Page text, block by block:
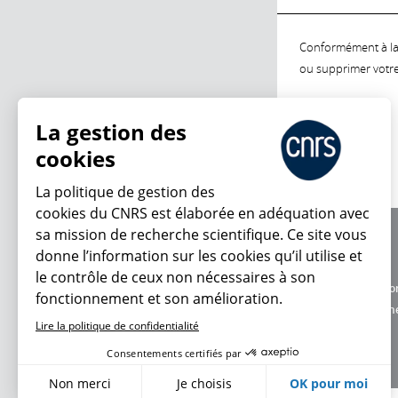
Conformément à
ou supprimer
Charte
Données
La gestion des
cookies
La politique de gestion des
cookies du CNRS est élaborée en adéquation avec
sa mission de recherche scientifique. Ce site vous
donne l’information sur les cookies qu’il utilise et
le contrôle de ceux non nécessaires à son
fonctionnement et son amélioration.
Lire la politique de confidentialité
Consentements certifiés par
Non merci Je choisis OK pour moi